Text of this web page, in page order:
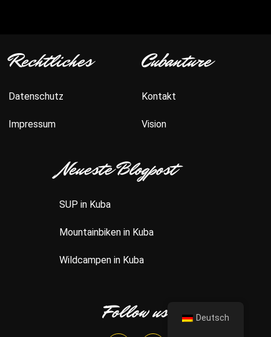
Rechtliches
Datenschutz
Impressum
Cubanture
Kontakt
Vision
Neueste Blogpost
SUP in Kuba
Mountainbiken in Kuba
Wildcampen in Kuba
Follow us Deutsch